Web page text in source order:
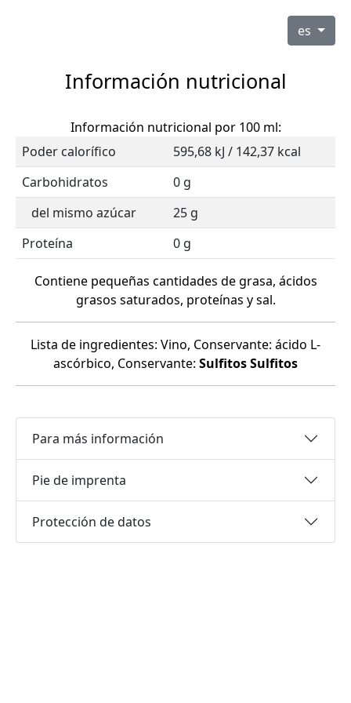
es
Información nutricional
Información nutricional por 100 ml:
Poder calorífico
595,68 kJ / 142,37 kcal
Carbohidratos
0 g
del mismo azúcar
25 g
Proteína
0 g
Contiene pequeñas cantidades de grasa, ácidos
grasos saturados, proteínas y sal.
Lista de ingredientes: Vino, Conservante: ácido L-
ascórbico, Conservante: SulfitosSulfitos
Para más información
Pie de imprenta
Protección de datos